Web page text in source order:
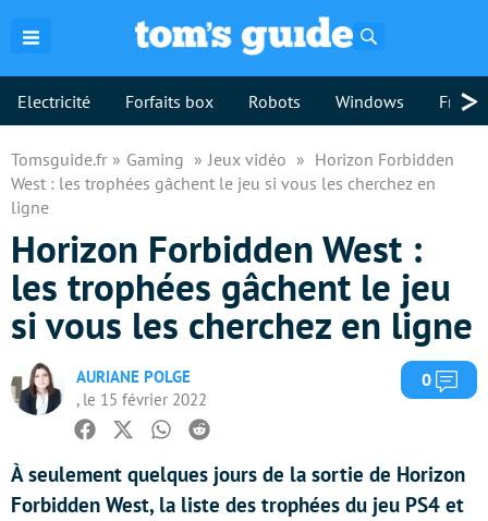
Electricité Forfaits box Robots Windows >
Tomsguide.fr Gaming Jeux vidéo
Horizon Forbidden
West : les trophées gâchent le jeu si vous les cherchez en
ligne
Horizon Forbidden West :
les trophées gâchent le jeu
si vous les cherchez en ligne
AURIANE POLGE
, le 15 février 2022
0
Facebook
TwitterWhatsapp
Reddit
À seulement quelques jours de la sortie de Horizon
Forbidden West, la liste des trophées du jeu PS4 et